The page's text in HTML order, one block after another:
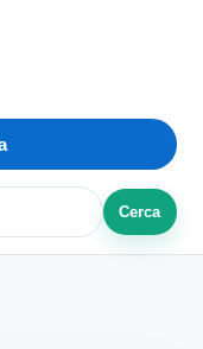
Cerca